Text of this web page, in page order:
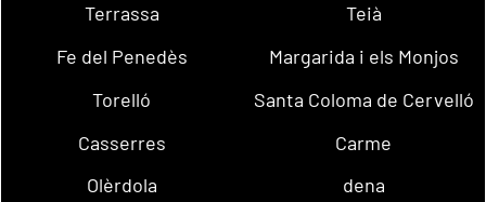
Terrassa
Teià
Fe del Penedès
Margarida i els Monjos
Torelló
Santa Coloma de Cervelló
Casserres
Carme
Olèrdola
dena